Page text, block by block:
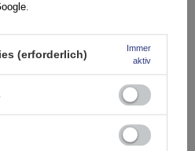
.
(erforderlich)
Immer
aktiv